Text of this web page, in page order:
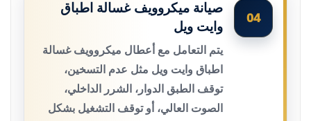
04
صيانة ميكروويف غسالة اطباق
وايت ويل
يتم التعامل مع أعطال ميكروويف غسالة
اطباق وايت ويل مثل عدم التسخين،
توقف الطبق الدوار، الشرر الداخلي،
الصوت العالي، أو توقف التشغيل بشكل